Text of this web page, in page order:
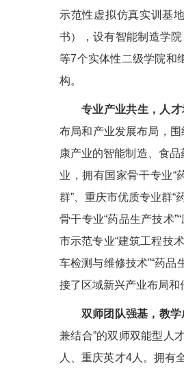
示范性虚拟仿真实训基
书），设有智能制造学
等7个实体性二级学院和
构。
专业产业共生，人才
布局和产业发展布局，
康产业的智能制造、食
业，拥有国家骨干专业“
群”、重庆市优质专业群“
骨干专业“药品生产技术
市示范专业“建筑工程技
车检测与维修技术”“药
接了区域新兴产业布局和
双师团队强基，教
兼结合”的双师双能型人
人、重庆英才4人。拥有